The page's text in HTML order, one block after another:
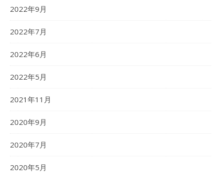
2022年9月
2022年7月
2022年6月
2022年5月
2021年11月
2020年9月
2020年7月
2020年5月